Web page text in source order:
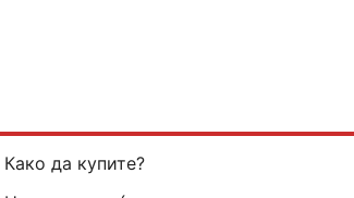
Како да купите?